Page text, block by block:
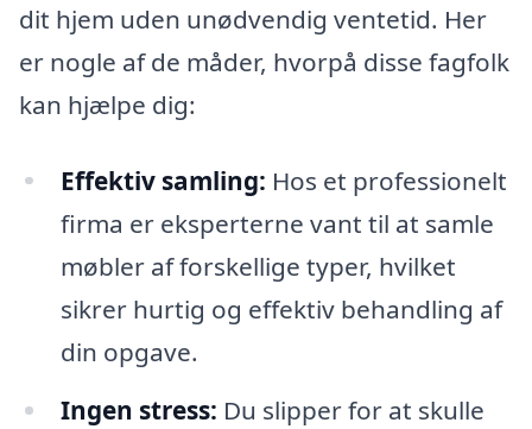
dit hjem uden unødvendig ventetid. Her
er nogle af de måder, hvorpå disse fagfolk
kan hjælpe dig:
Effektiv samling: Hos et professionelt
firma er eksperterne vant til at samle
møbler af forskellige typer, hvilket
sikrer hurtig og effektiv behandling af
din opgave.
Ingen stress: Du slipper for at skulle